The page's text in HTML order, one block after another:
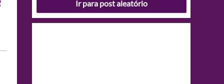
Ir para post aleatório